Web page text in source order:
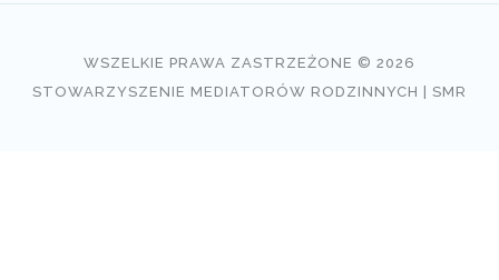
WSZELKIE PRAWA ZASTRZEŻONE © 2026
STOWARZYSZENIE MEDIATORÓW RODZINNYCH | SMR